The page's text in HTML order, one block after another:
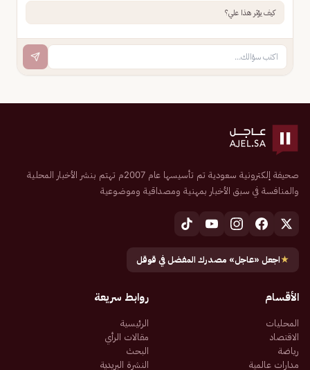
كيف يؤثر هذا علي؟
صحيفة إلكترونية سعودية تم تأسيسها عام 2007م تهتم بنشر الأخبار المحلية
والمنافسة في سبق الأخبار بمهنية ومصداقية وموضوعية
★اجعل «عاجل» مصدرك المفضل في قوقل
الأقسام
المحليات
الاقتصاد
رياضة
مدارات عالمية
روابط سريعة
الرئيسية
مقالات الرأي
البحث
النشرة البريدية